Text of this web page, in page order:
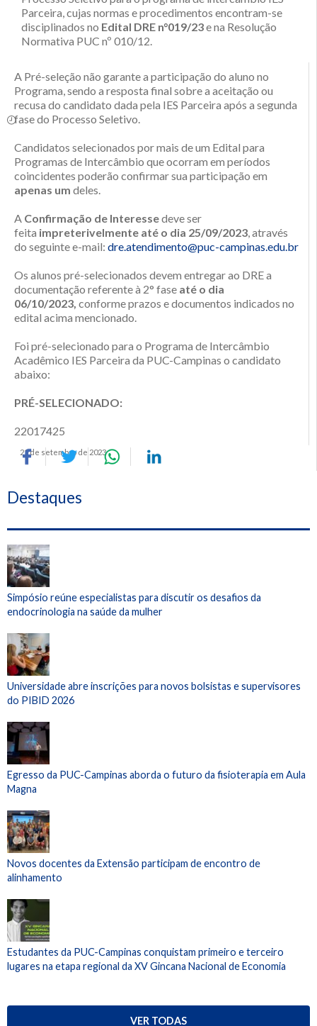
Parceira, cujas normas e procedimentos encontram-se
disciplinados no Edital DRE n°019/23e na Resolução
Normativa PUC nº 010/12.
A Pré-seleção não garante a participação do aluno no
Programa, sendo a resposta final sobre a aceitação ou
recusa do candidato dada pela IES Parceira após a segunda
fase do Processo Seletivo.
Candidatos selecionados por mais de um Edital para
Programas de Intercâmbio que ocorram em períodos
coincidentes poderão confirmar sua participação em
apenas um deles.
A Confirmação de Interessedeve ser
feita impreterivelmente até o dia 25/09/2023, através
do seguinte e-mail: dre.atendimento@puc-campinas.edu.br
Os alunos pré-selecionados devem entregar ao DRE a
documentação referente à 2° fase até o dia
06/10/2023, conforme prazos e documentos indicados no
edital acima mencionado.
Foi pré-selecionado para o Programa de Intercâmbio
Acadêmico IES Parceira da PUC-Campinas o candidato
abaixo:
PRÉ-SELECIONADO:
22017425
21 de setembro de 2023
Destaques
Simpósio reúne especialistas para discutir os desafios da
endocrinologia na saúde da mulher
Universidade abre inscrições para novos bolsistas e supervisores
do PIBID 2026
Egresso da PUC-Campinas aborda o futuro da fisioterapia em Aula
Magna
Novos docentes da Extensão participam de encontro de
alinhamento
Estudantes da PUC-Campinas conquistam primeiro e terceiro
lugares na etapa regional da XV Gincana Nacional de Economia
VER TODAS